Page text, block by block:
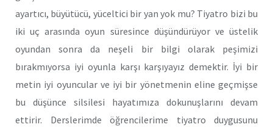
ayartıcı, büyütücü, yüceltici bir yan yok mu? Tiyatro bizi bu
iki uç arasında oyun süresince düşündürüyor ve üstelik
oyundan sonra da neşeli bir bilgi olarak peşimizi
bırakmıyorsa iyi oyunla karşı karşıyayız demektir. İyi bir
metin iyi oyuncular ve iyi bir yönetmenin eline geçmişse
bu düşünce silsilesi hayatımıza dokunuşlarını devam
ettirir. Derslerimde öğrencilerime tiyatro duygusunu